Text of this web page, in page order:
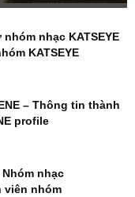
nhóm nhạc KATSEYE
KATSEYE
– Thông tin thành
profile
Nhóm nhạc
viên nhóm